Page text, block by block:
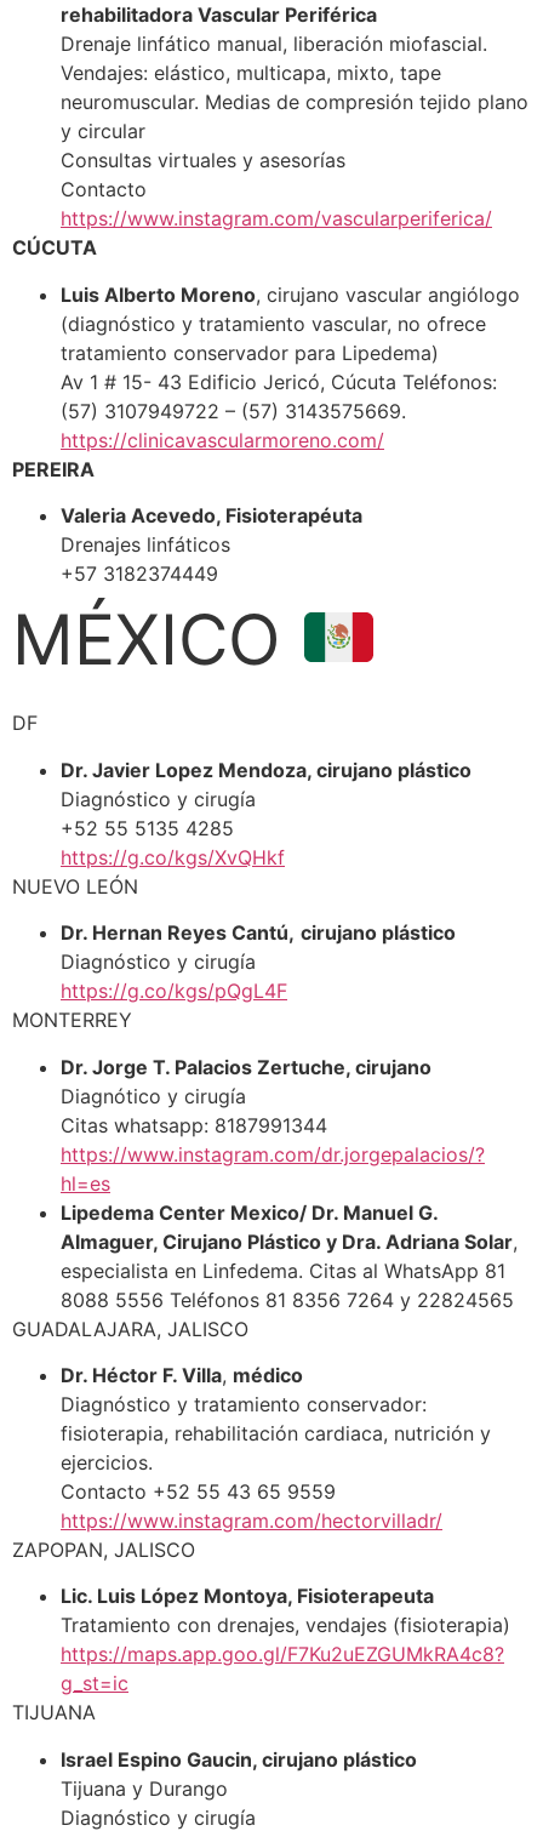
rehabilitadora Vascular Periférica
Drenaje linfático manual, liberación miofascial.
Vendajes: elástico, multicapa, mixto, tape
neuromuscular. Medias de compresión tejido plano
y circular
Consultas virtuales y asesorías
Contacto
https://www.instagram.com/vascularperiferica/
CÚCUTA
Luis Alberto Moreno, cirujano vascular angiólogo
(diagnóstico y tratamiento vascular, no ofrece
tratamiento conservador para Lipedema)
Av 1 # 15- 43 Edificio Jericó, Cúcuta Teléfonos:
(57) 3107949722 – (57) 3143575669.
https://clinicavascularmoreno.com/
PEREIRA
Valeria Acevedo, Fisioterapéuta
Drenajes linfáticos
+57 3182374449
MÉXICO
DF
Dr. Javier Lopez Mendoza, cirujano plástico
Diagnóstico y cirugía
+52 55 5135 4285
https://g.co/kgs/XvQHkf
NUEVO LEÓN
Dr. Hernan Reyes Cantú, cirujano plástico
Diagnóstico y cirugía
https://g.co/kgs/pQgL4F
MONTERREY
Dr. Jorge T. Palacios Zertuche, cirujano
Diagnótico y cirugía
Citas whatsapp: 8187991344
https://www.instagram.com/dr.jorgepalacios/?
hl=es
Lipedema Center Mexico/ Dr. Manuel G.
Almaguer, Cirujano Plástico y Dra. Adriana Solar,
especialista en Linfedema. Citas al WhatsApp 81
8088 5556 Teléfonos 81 8356 7264 y 22824565
GUADALAJARA, JALISCO
Dr. Héctor F. Villa, médico
Diagnóstico y tratamiento conservador:
fisioterapia, rehabilitación cardiaca, nutrición y
ejercicios.
Contacto +52 55 43 65 9559
https://www.instagram.com/hectorvilladr/
ZAPOPAN, JALISCO
Lic. Luis López Montoya, Fisioterapeuta
Tratamiento con drenajes, vendajes (fisioterapia)
https://maps.app.goo.gl/F7Ku2uEZGUMkRA4c8?
g_st=ic
TIJUANA
Israel Espino Gaucin, cirujano plástico
Tijuana y Durango
Diagnóstico y cirugía